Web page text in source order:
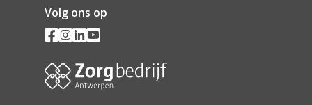
Volg ons op